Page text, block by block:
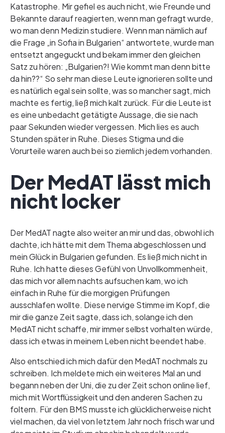
Katastrophe. Mir gefiel es auch nicht, wie Freunde und
Bekannte darauf reagierten, wenn man gefragt wurde,
wo man denn Medizin studiere. Wenn man nämlich auf
die Frage „in Sofia in Bulgarien“ antwortete, wurde man
entsetzt angeguckt und bekam immer den gleichen
Satz zu hören: „Bulgarien?! Wie kommt man denn bitte
da hin??“ So sehr man diese Leute ignorieren sollte und
es natürlich egal sein sollte, was so mancher sagt, mich
machte es fertig, ließ mich kalt zurück. Für die Leute ist
es eine unbedacht getätigte Aussage, die sie nach
paar Sekunden wieder vergessen. Mich lies es auch
Stunden später in Ruhe. Dieses Stigma und die
Vorurteile waren auch bei so ziemlich jedem vorhanden.
Der MedAT lässt mich
nicht locker
Der MedAT nagte also weiter an mir und das, obwohl ich
dachte, ich hätte mit dem Thema abgeschlossen und
mein Glück in Bulgarien gefunden. Es ließ mich nicht in
Ruhe. Ich hatte dieses Gefühl von Unvollkommenheit,
das mich vor allem nachts aufsuchen kam, wo ich
einfach in Ruhe für die morgigen Prüfungen
ausschlafen wollte. Diese nervige Stimme im Kopf, die
mir die ganze Zeit sagte, dass ich, solange ich den
MedAT nicht schaffe, mir immer selbst vorhalten würde,
dass ich etwas in meinem Leben nicht beendet habe.
Also entschied ich mich dafür den MedAT nochmals zu
schreiben. Ich meldete mich ein weiteres Mal an und
begann neben der Uni, die zu der Zeit schon online lief,
mich mit Wortflüssigkeit und den anderen Sachen zu
foltern. Für den BMS musste ich glücklicherweise nicht
viel machen, da viel von letztem Jahr noch frisch war und